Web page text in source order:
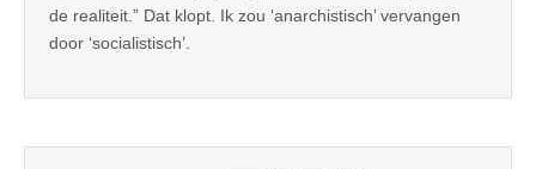
de realiteit.” Dat klopt. Ik zou ‘anarchistisch’ vervangen
door ‘socialistisch’.